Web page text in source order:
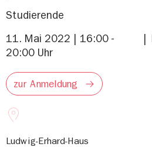
Studierende
11. Mai 2022 | 16:00 -
20:00 Uhr
zur Anmeldung
Ludwig-Erhard-Haus